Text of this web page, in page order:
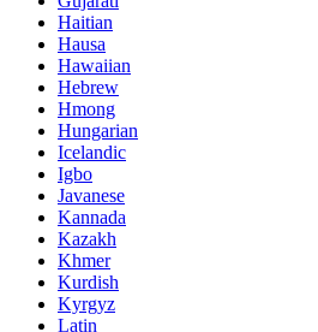
Haitian
Hausa
Hawaiian
Hebrew
Hmong
Hungarian
Icelandic
Igbo
Javanese
Kannada
Kazakh
Khmer
Kurdish
Kyrgyz
Latin